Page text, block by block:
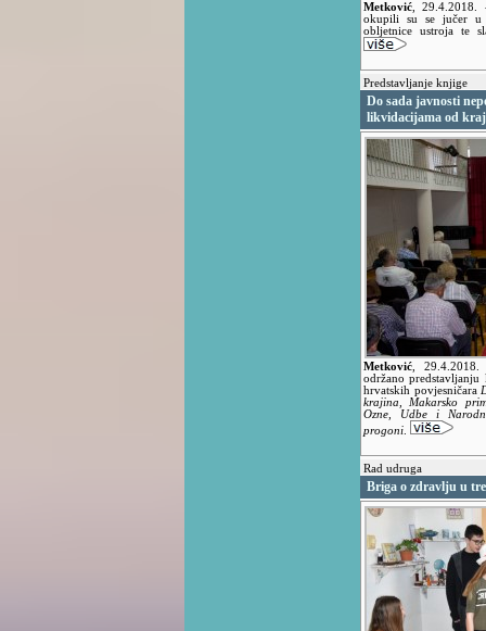
Metković ,29.4.2018.
okupili su se jučer u
obljetnice ustroja te
Predstavljanje knjige
Do sada javnosti
likvidacijama od
Metković
29.4.2018.
održano
hrvatskih povjesničara
krajina, Makarsko
Ozne, Udbe i
progoni
Rad udruga
Briga o zdravlju u